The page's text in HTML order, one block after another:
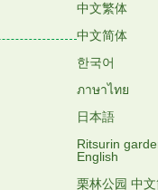
中文繁体
中文简体
한국어
ภาษาไทย
日本語
Ritsurin
English
栗林公园 中